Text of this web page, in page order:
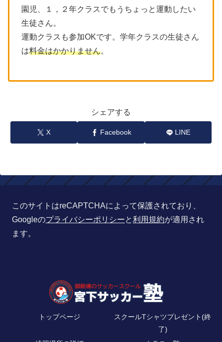
園児、１，２年クラスでもうちょっと運動したい
生徒さん。
運動クラスも参加OKです。学年クラスの生徒さん
は料金はかかりません。
シェアする
X Facebook LINE
このサイトはreCAPTCHAによって保護されており、
Googleのプライバシーポリシーと利用規約が適用され
ます。
トップページ
スクールTシャツプレゼント(終
了)